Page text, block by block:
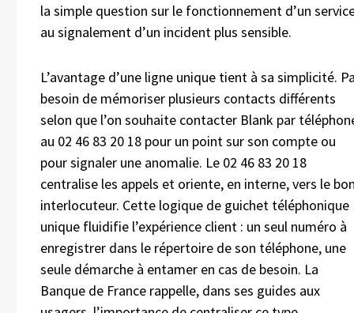
la simple question sur le fonctionnement d’un
au signalement d’un incident plus sensible.
L’avantage d’une ligne unique tient à sa simplicité.
besoin de mémoriser plusieurs contacts différents
selon que l’on souhaite contacter Blank par
au 02 46 83 20 18 pour un point sur son compte ou
pour signaler une anomalie. Le 02 46 83 20 18
centralise les appels et oriente, en interne, vers le
interlocuteur. Cette logique de guichet téléphonique
unique fluidifie l’expérience client : un seul numéro à
enregistrer dans le répertoire de son téléphone, une
seule démarche à entamer en cas de besoin. La
Banque de France rappelle, dans ses guides aux